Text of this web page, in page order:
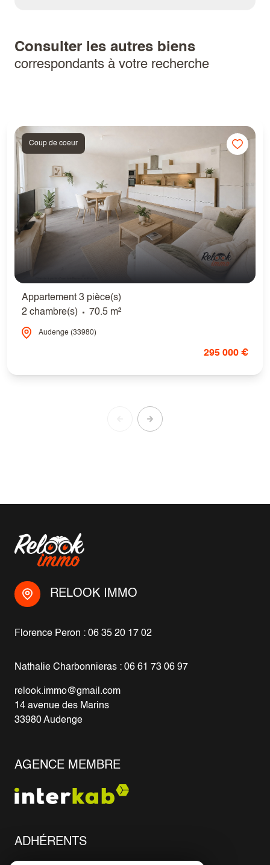
consulter les autres biens
correspondants à votre recherche
Coup de coeur
Appartement 3 pièce(s)
2 chambre(s)
70.5 m²
Audenge (33980)
295 000 €
RELOOK IMMO
Florence Peron : 06 35 20 17 02
Nathalie Charbonnieras : 06 61 73 06 97
relook.immo@gmail.com
14 avenue des Marins
33980 Audenge
AGENCE MEMBRE
ADHÉRENTS